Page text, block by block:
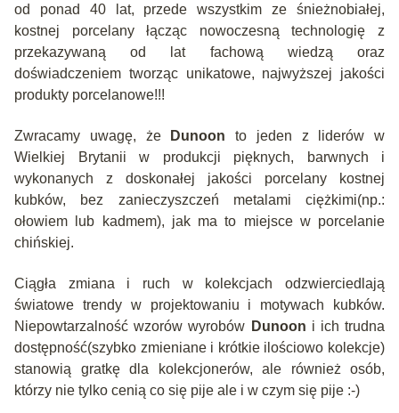
od ponad 40 lat, przede wszystkim ze śnieżnobiałej,
kostnej porcelany łącząc nowoczesną technologię z
przekazywaną od lat fachową wiedzą oraz
doświadczeniem tworząc unikatowe, najwyższej jakości
produkty porcelanowe!!!
Zwracamy uwagę, że Dunoon to jeden z liderów w
Wielkiej Brytanii w produkcji pięknych, barwnych i
wykonanych z doskonałej jakości porcelany kostnej
kubków, bez zanieczyszczeń metalami ciężkimi(np.:
ołowiem lub kadmem), jak ma to miejsce w porcelanie
chińskiej.
Ciągła zmiana i ruch w kolekcjach odzwierciedlają
światowe trendy w projektowaniu i motywach kubków.
Niepowtarzalność wzorów wyrobów Dunoon i ich trudna
dostępność(szybko zmieniane i krótkie ilościowo kolekcje)
stanowią gratkę dla kolekcjonerów, ale również osób,
którzy nie tylko cenią co się pije ale i w czym się pije :-)